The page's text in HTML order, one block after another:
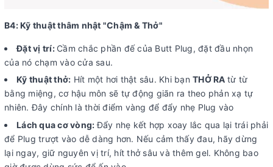
B4: Kỹ thuật thâm nhật "Chậm & Thở"
Đặt vị trí: Cầm chắc phần đế của Butt Plug, đặt đầu nhọn
của nó chạm vào cửa sau.
Kỹ thuật thở: Hít một hơi thật sâu. Khi bạn THỞ RA từ từ
bằng miệng, cơ hậu môn sẽ tự động giãn ra theo phản xạ tự
nhiên. Đây chính là thời điểm vàng để đẩy nhẹ Plug vào
Lách qua cơ vòng:Đẩy nhẹ kết hợp xoay lắc qua lại trái phải
để Plug trượt vào dễ dàng hơn. Nếu cảm thấy đau, hãy dừng
lại ngay, giữ nguyên vị trí, hít thở sâu và thêm gel. Không bao